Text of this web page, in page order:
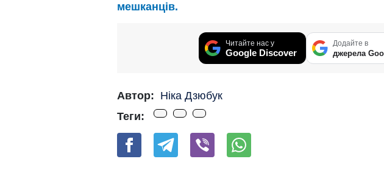
мешканців.
Читайте нас у
Google Discover
Додайте в
джерела
Автор: Ніка Дзюбук
Теги: